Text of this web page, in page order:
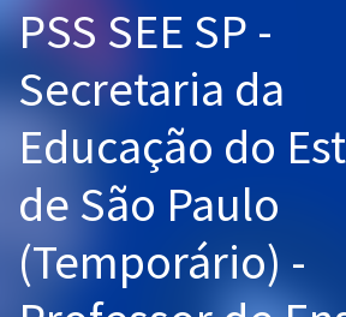
Cursos 20% OFF
Pós
Graduação
OAB
Mentorias
Questões grátis
PSS SEE SP -
Secretaria da
Educação do
de São Paulo
(Temporário) -